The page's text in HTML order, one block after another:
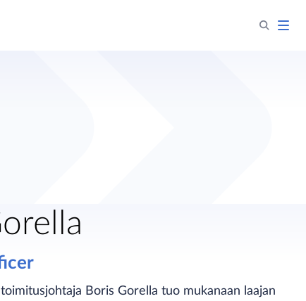
Boris Gorella tuo mukanaan laajan